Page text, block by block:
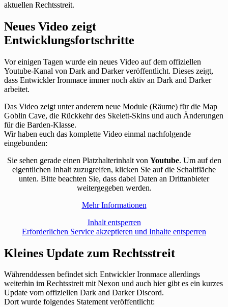
aktuellen Rechtsstreit.
Neues Video zeigt
Entwicklungsfortschritte
Vor einigen Tagen wurde ein neues Video auf dem offiziellen
Youtube-Kanal von Dark and Darker veröffentlicht. Dieses zeigt,
dass Entwickler Ironmace immer noch aktiv an Dark and Darker
arbeitet.
Das Video zeigt unter anderem neue Module (Räume) für die Map
Goblin Cave, die Rückkehr des Skelett-Skins und auch Änderungen
für die Barden-Klasse.
Wir haben euch das komplette Video einmal nachfolgende
eingebunden:
Sie sehen gerade einen Platzhalterinhalt von Youtube. Um auf den
eigentlichen Inhalt zuzugreifen, klicken Sie auf die Schaltfläche
unten. Bitte beachten Sie, dass dabei Daten an Drittanbieter
weitergegeben werden.
Mehr Informationen
Inhalt entsperren
Erforderlichen Service akzeptieren und Inhalte entsperren
Kleines Update zum Rechtsstreit
Währenddessen befindet sich Entwickler Ironmace allerdings
weiterhin im Rechtsstreit mit Nexon und auch hier gibt es ein kurzes
Update vom offiziellen Dark and Darker Discord.
Dort wurde folgendes Statement veröffentlicht: